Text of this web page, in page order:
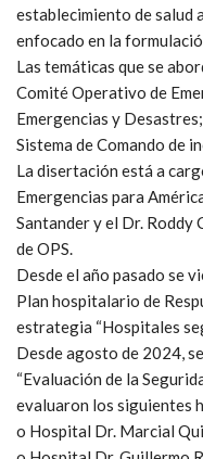
establecimiento de salud
enfocado en la
Las temáticas que se
Comité Operativo de
Emergencias y
Sistema de Comando de
La disertación está a
Emergencias para
Santander y el Dr. Roddy
de OPS.
Desde el año pasado se
Plan hospitalario de
estrategia “Hospitales
Desde agosto de 2024,
“Evaluación de la
evaluaron los siguientes
o Hospital Dr. Marcial